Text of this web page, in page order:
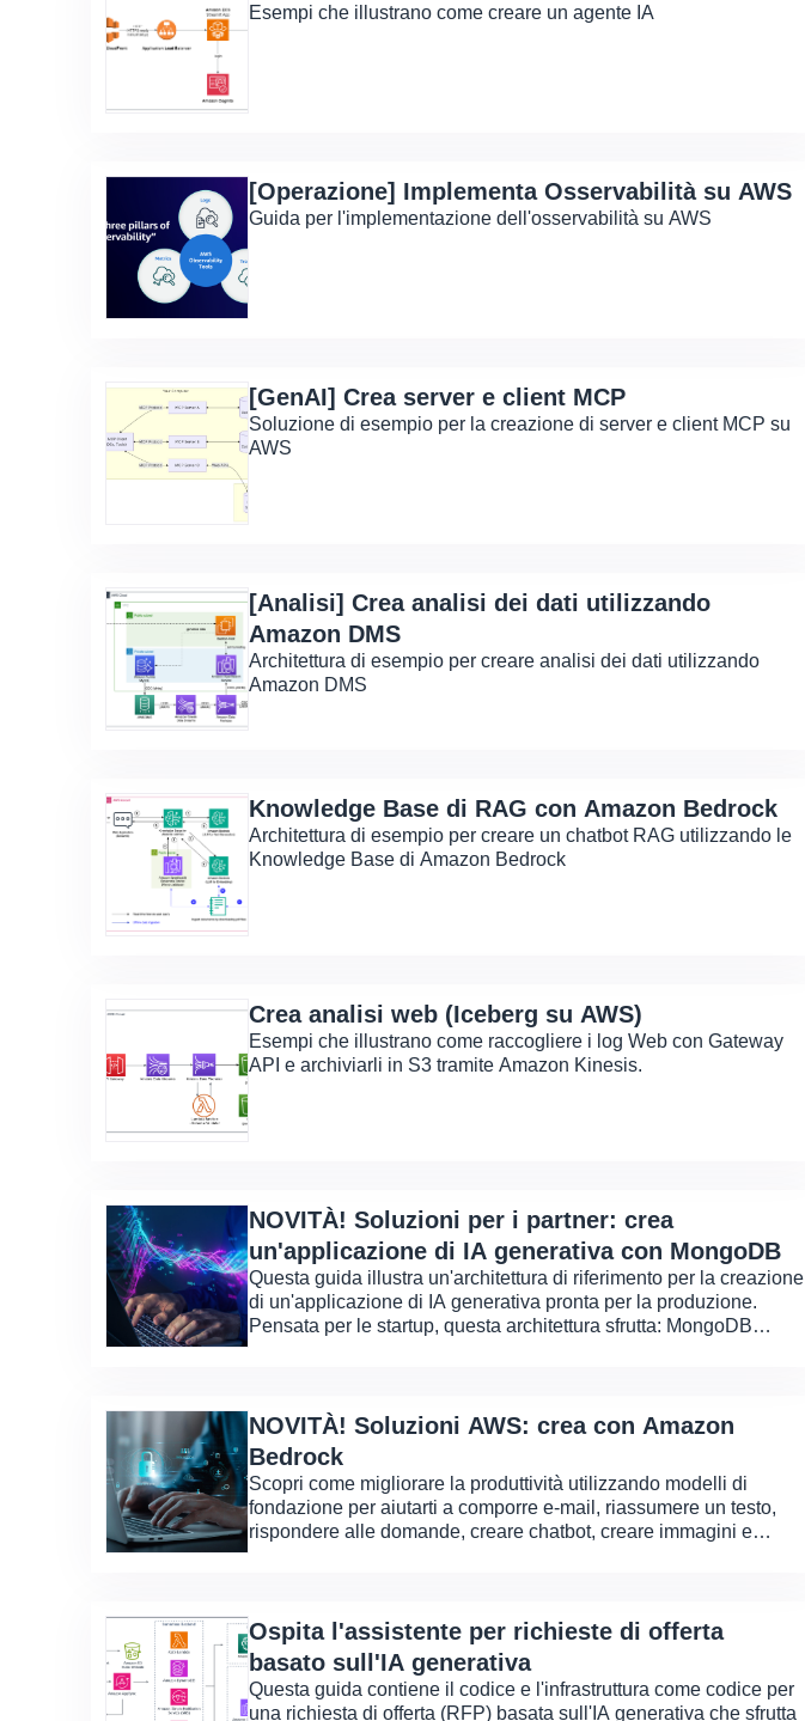
Esempi che illustrano come creare un agente IA
[Operazione] Implementa Osservabilità su AWS
Guida per l'implementazione dell'osservabilità su AWS
[GenAI] Crea server e client MCP
Soluzione di esempio per la creazione di server e client MCP su
AWS
[Analisi] Crea analisi dei dati utilizzando
Amazon DMS
Architettura di esempio per creare analisi dei dati utilizzando
Amazon DMS
Knowledge Base di RAG con Amazon Bedrock
Architettura di esempio per creare un chatbot RAG utilizzando le
Knowledge Base di Amazon Bedrock
Crea analisi web (Iceberg su AWS)
Esempi che illustrano come raccogliere i log Web con Gateway
API e archiviarli in S3 tramite Amazon Kinesis.
NOVITÀ! Soluzioni per i partner: crea
un'applicazione di IA generativa con MongoDB
Questa guida illustra un'architettura di riferimento per la creazione
di un'applicazione di IA generativa pronta per la produzione.
Pensata per le startup, questa architettura sfrutta: MongoDB
NOVITÀ! Soluzioni AWS: crea con Amazon
Bedrock
Scopri come migliorare la produttività utilizzando modelli di
fondazione per aiutarti a comporre e-mail, riassumere un testo,
rispondere alle domande, creare chatbot, creare immagini e
Ospita l'assistente per richieste di offerta
basato sull'IA generativa
Questa guida contiene il codice e l'infrastruttura come codice per
una richiesta di offerta (RFP) basata sull'IA generativa che sfrutta